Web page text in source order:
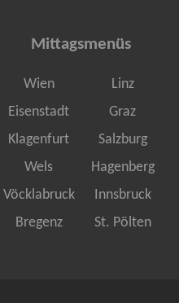
Mittagsmenüs
Wien
Linz
Eisenstadt
Graz
Klagenfurt
Salzburg
Wels
Hagenberg
Vöcklabruck
Innsbruck
Bregenz
St. Pölten